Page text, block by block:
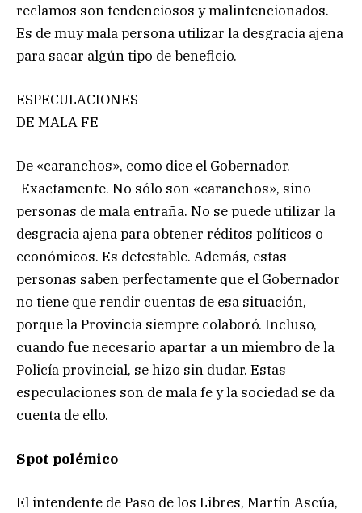
reclamos son tendenciosos y malintencionados.
Es de muy mala persona utilizar la desgracia ajena
para sacar algún tipo de beneficio.
ESPECULACIONES
DE MALA FE
De «caranchos», como dice el Gobernador.
-Exactamente. No sólo son «caranchos», sino
personas de mala entraña. No se puede utilizar la
desgracia ajena para obtener réditos políticos o
económicos. Es detestable. Además, estas
personas saben perfectamente que el Gobernador
no tiene que rendir cuentas de esa situación,
porque la Provincia siempre colaboró. Incluso,
cuando fue necesario apartar a un miembro de la
Policía provincial, se hizo sin dudar. Estas
especulaciones son de mala fe y la sociedad se da
cuenta de ello.
Spot polémico
El intendente de Paso de los Libres, Martín Ascúa,